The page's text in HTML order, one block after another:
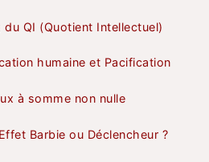
du QI (Quotient Intellectuel)
humaine et Pacification
à somme non nulle
Barbie ou Déclencheur ?